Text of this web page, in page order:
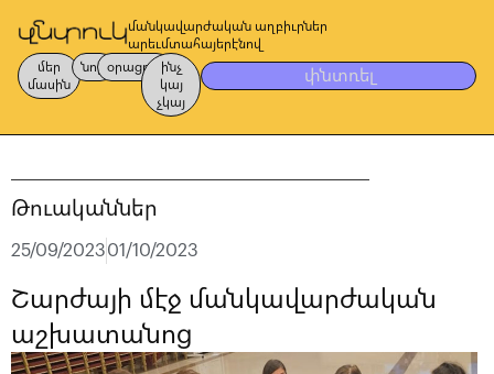
մանկավարժական աղբիւրներ
արեւմտահայերէնով
մեր
մասին
նոր օրացոյց
ինչ
կայ
չկայ
փնտռել
Թուականներ
25/09/202301/10/2023
Շարժայի մէջ մանկավարժական
աշխատանոց